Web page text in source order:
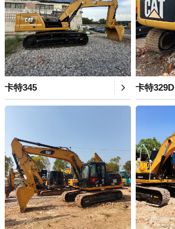
卡特345 卡特329D